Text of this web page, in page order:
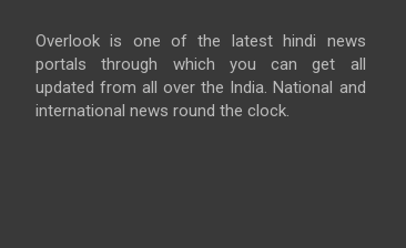
Overlook is one of the latest hindi news
portals through which you can get all
updated from all over the India. National and
international news round the clock.